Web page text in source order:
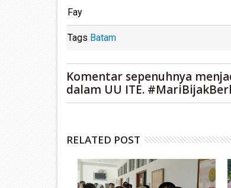
Fay
Tags Batam
Komentar sepenuhnya
dalam UU ITE.
RELATED POST